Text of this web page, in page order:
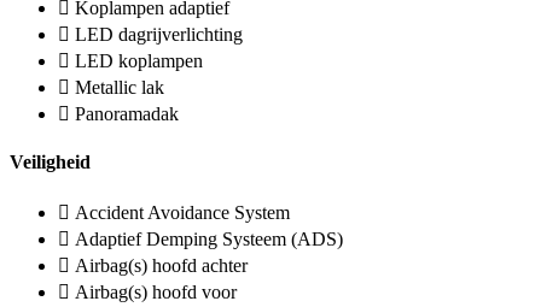
Koplampen adaptief
LED dagrijverlichting
LED koplampen
Metallic lak
Panoramadak
Veiligheid
Accident Avoidance System
Adaptief Demping Systeem (ADS)
Airbag(s) hoofd achter
Airbag(s) hoofd voor